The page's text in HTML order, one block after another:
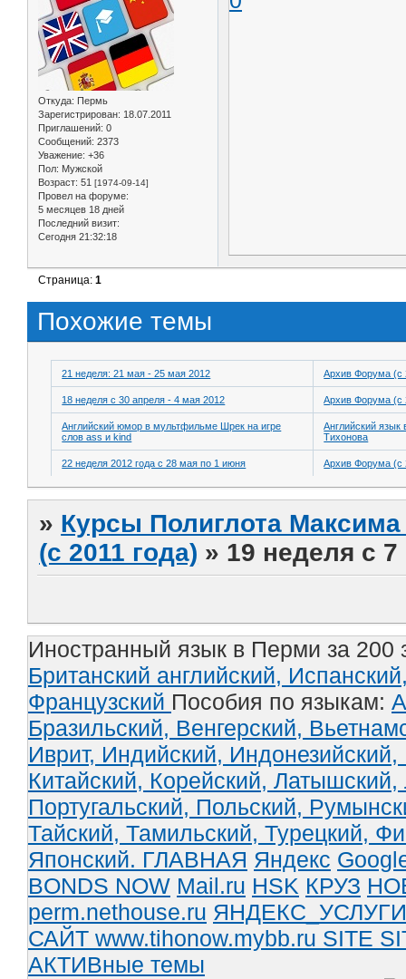
Откуда: Пермь
Зарегистрирован: 18.07.2011
Приглашений: 0
Сообщений: 2373
Уважение: +36
Пол: Мужской
Возраст: 51 [1974-09-14]
Провел на форуме:
5 месяцев 18 дней
Последний визит:
Сегодня 21:32:18
Страница:1
Похожие темы
21 неделя: 21 мая - 25 мая 2012 Архив Форума (с
18 неделя с 30 апреля - 4 мая 2012 Архив Форума (с
Английский юмор в мультфильме Шрек на игре
слов ass и kind
Английский
Тихонова
22 неделя 2012 года с 28 мая по 1 июня Архив Форума (с
» Курсы Полиглота
(с 2011 года) » 19 неделя с
Иностранный язык в Перми за 200
Британский английский,
Французский Пособия по языкам:
Бразильский, Венгерский,
Иврит, Индийский, Индонезийский,
Китайский, Корейский, Латышский,
Португальский, Польский,
Тайский, Тамильский, Турецкий,
Японский. ГЛАВНАЯ Яндекс
BONDS NOW Mail.ru HSK КРУЗ
perm.nethouse.ru ЯНДЕКС_УСЛУГИ
САЙТ www.tihonow.mybb.ru SITE
АКТИВные темы